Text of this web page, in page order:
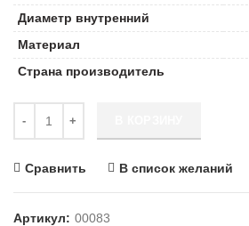
Диаметр внутренний
Материал
Страна производитель
Сравнить В список желаний
Артикул: 00083